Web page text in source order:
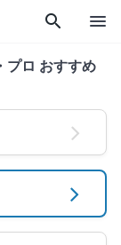
search menu
プロ おすすめ